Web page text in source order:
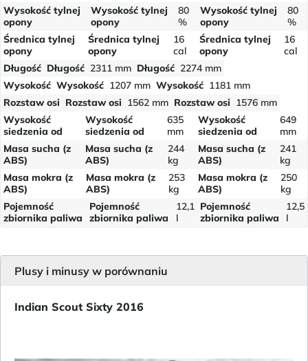
Wysokość tylnej
opony
Wysokość tylnej
opony
80
%
Wysokość tylnej
opony
80
%
Średnica tylnej
opony
Średnica tylnej
opony
16
cal
Średnica tylnej
opony
16
cal
Długość Długość 2311 mm Długość 2274 mm
Wysokość Wysokość 1207 mm Wysokość 1181 mm
Rozstaw osi Rozstaw osi 1562 mm Rozstaw osi
1576 mm
Wysokość
siedzenia od
Wysokość
siedzenia od
635
mm
Wysokość
siedzenia od
649
mm
Masa sucha (z
ABS)
Masa sucha (z
ABS)
244
kg
Masa sucha (z
ABS)
241
kg
Masa mokra (z
ABS)
Masa mokra (z
ABS)
253
kg
Masa mokra (z
ABS)
250
kg
Pojemność
zbiornika paliwa
Pojemność
zbiornika paliwa
12,1
l
Pojemność
zbiornika paliwa
12,5
l
Plusy i minusy w porównaniu
Indian Scout Sixty 2016